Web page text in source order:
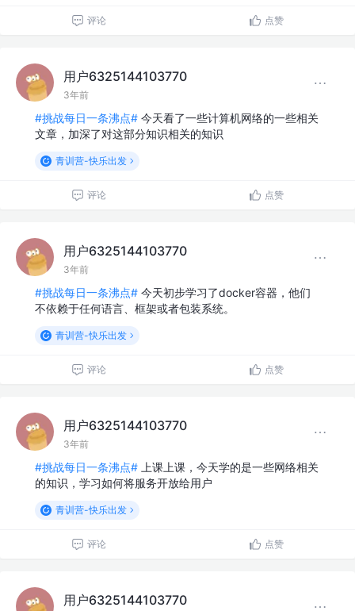
评论 点赞
用户6325144103770
3年前
#挑战每日一条沸点# 今天看了一些计算机网络的一些相关
文章，加深了对这部分知识相关的知识
青训营-快乐出发
评论 点赞
用户6325144103770
3年前
#挑战每日一条沸点# 今天初步学习了docker容器，他们
不依赖于任何语言、框架或者包装系统。
青训营-快乐出发
评论 点赞
用户6325144103770
3年前
#挑战每日一条沸点# 上课上课，今天学的是一些网络相关
的知识，学习如何将服务开放给用户
青训营-快乐出发
评论 点赞
用户6325144103770